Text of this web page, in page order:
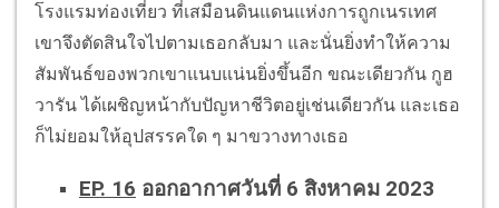
โรงแรมท่องเที่ยว ที่เสมือนดินแดนแห่งการถูกเนรเทศ
เขาจึงตัดสินใจไปตามเธอกลับมา และนั่นยิ่งทำให้ความ
สัมพันธ์ของพวกเขาแนบแน่นยิ่งขึ้นอีก ขณะเดียวกัน กูฮ
วารัน ได้เผชิญหน้ากับปัญหาชีวิตอยู่เช่นเดียวกัน และเธอ
ก็ไม่ยอมให้อุปสรรคใด ๆ มาขวางทางเธอ
EP. 16 ออกอากาศวันที่ 6 สิงหาคม 2023